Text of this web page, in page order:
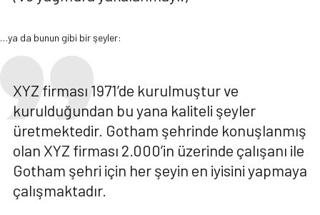
…ya da bunun gibi bir şeyler:
XYZ firması 1971’de kurulmuştur ve
kurulduğundan bu yana kaliteli şeyler
üretmektedir. Gotham şehrinde konuşlanmış
olan XYZ firması 2.000’in üzerinde çalışanı ile
Gotham şehri için her şeyin en iyisini yapmaya
çalışmaktadır.